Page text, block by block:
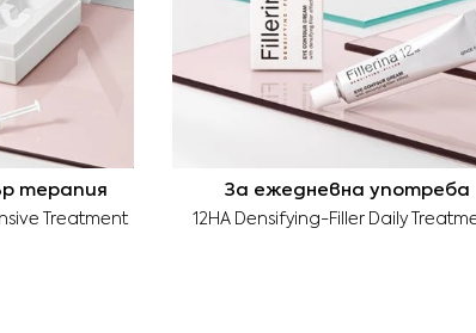
терапия
Treatment
За ежедневна употреба
12HA Densifying-Filler Daily